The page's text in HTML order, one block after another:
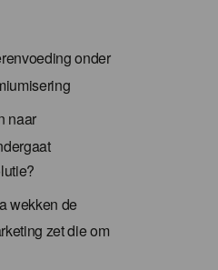
onder
naar
wekken de
zet die om